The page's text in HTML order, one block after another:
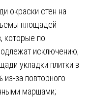
окраски стен на
площадей
которые по
исключению;
укладки плитки в
из-за повторного
маршами;